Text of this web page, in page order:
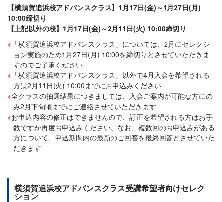
【横須賀追浜校アドバンスクラス】1月17日(金)～1月27日(月)
10:00締切り
【上記以外の校】1月17日(金)～2月11日(火) 10:00締切り
「横須賀追浜校アドバンスクラス」については、2月にセレクシ
ョン実施のため1月27日(月) 10:00を締切りとさせていただきま
すのでご了承ください
「横須賀追浜校アドバンスクラス」以外で4月入会を希望される
方は2月11日(火) 10:00までにお申込みください
全クラスの抽選結果につきましては、入会ご案内が可能な方にの
み2月下旬頃までにご連絡させていただきます
お申込内容の修正はできませんので、訂正を希望される方はお手
数ですが再度お申込みください。なお、複数回のお申込みがある
方について、申込期間内の最新のご回答を最終回答とさせていた
だきます
横須賀追浜校アドバンスクラス受講希望者向けセレク
ション